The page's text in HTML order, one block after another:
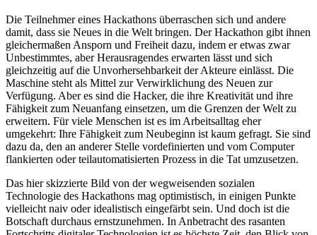
Die Teilnehmer eines Hackathons überraschen sich und andere
damit, dass sie Neues in die Welt bringen. Der Hackathon gibt ihnen
gleichermaßen Ansporn und Freiheit dazu, indem er etwas zwar
Unbestimmtes, aber Herausragendes erwarten lässt und sich
gleichzeitig auf die Unvorhersehbarkeit der Akteure einlässt. Die
Maschine steht als Mittel zur Verwirklichung des Neuen zur
Verfügung. Aber es sind die Hacker, die ihre Kreativität und ihre
Fähigkeit zum Neuanfang einsetzen, um die Grenzen der Welt zu
erweitern. Für viele Menschen ist es im Arbeitsalltag eher
umgekehrt: Ihre Fähigkeit zum Neubeginn ist kaum gefragt. Sie sind
dazu da, den an anderer Stelle vordefinierten und vom Computer
flankierten oder teilautomatisierten Prozess in die Tat umzusetzen.
Das hier skizzierte Bild von der wegweisenden sozialen
Technologie des Hackathons mag optimistisch, in einigen Punkte
vielleicht naiv oder idealistisch eingefärbt sein. Und doch ist die
Botschaft durchaus ernstzunehmen. In Anbetracht des rasanten